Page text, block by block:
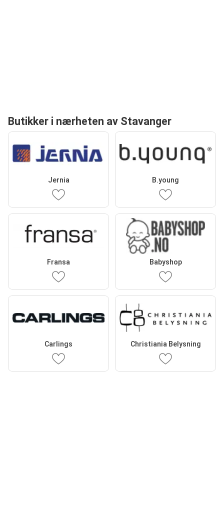
Butikker i nærheten av Stavanger
Jernia B.young
Fransa Babyshop
Carlings Christiania Belysning